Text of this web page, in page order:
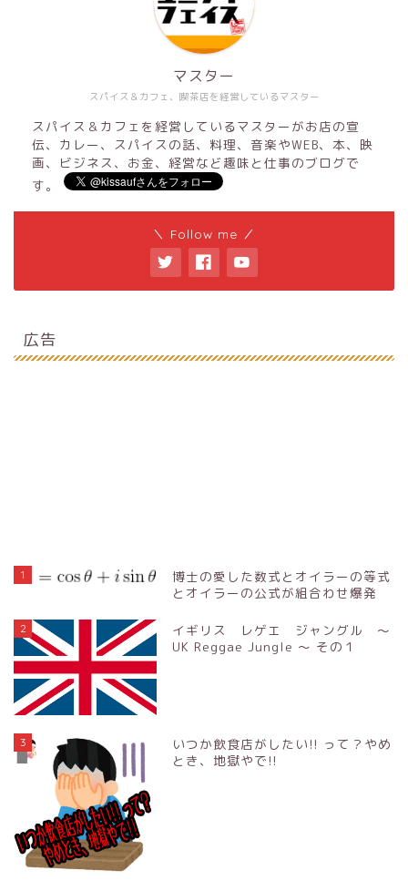
スパイス＆カフェ、喫茶店を経営しているマスター
マスター
スパイス＆カフェを経営しているマスターがお店の宣
伝、カレー、スパイスの話、料理、音楽やWEB、本、映
画、ビジネス、お金、経営など趣味と仕事のブログで
す。
＼ Follow me ／
広告
1
博士の愛した数式とオイラーの等式
とオイラーの公式が組合わせ爆発
2
イギリス レゲエ ジャングル ～
UK Reggae Jungle ～ その１
3
いつか飲食店がしたい!! って？やめ
とき、地獄やで!!